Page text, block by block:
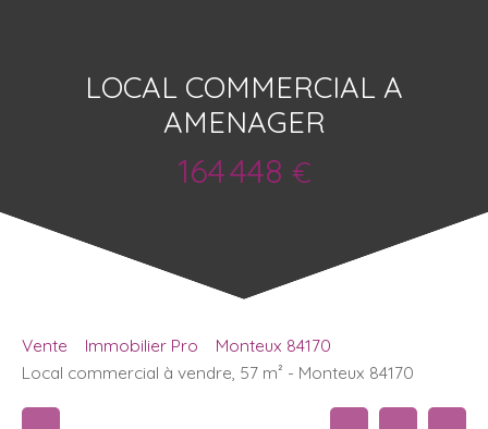
LOCAL COMMERCIAL A
AMENAGER
164 448 €
Vente Immobilier Pro
Monteux 84170
Local commercial à vendre, 57 m² - Monteux 84170